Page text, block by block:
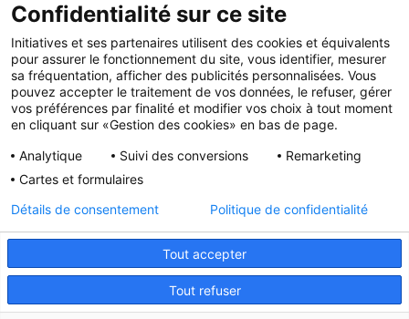
VOUS PRÉFÉREZ COMMANDER VIA LE CATALOGUE
Remettez votrebon de commandeet votre
règlement à l'association ou à l'enseignant de votre
enfant.
Initiatives est le spécialiste français des solutions de
collecte de fonds pour les établissements scolaires et
Confidentialité sur ce site
Initiatives et ses partenaires utilisent des cookies et équivalents
pour assurer le fonctionnement du site, vous identifier, mesurer
sa fréquentation, afficher des publicités personnalisées. Vous
pouvez accepter le traitement de vos données, le refuser, gérer
vos préférences par finalité et modifier vos choix à tout moment
en cliquant sur «Gestion des cookies» en bas de page.
Analytique
Suivi des conversions
Remarketing
Cartes et formulaires
Tout accepter
Tout refuser
Détails de consentement Politique de confidentialité